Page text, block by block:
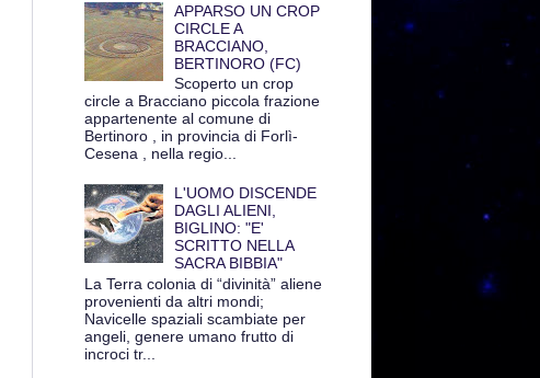
APPARSO UN CROP
CIRCLE A
BRACCIANO,
BERTINORO (FC)
Scoperto un crop
circle a Bracciano piccola frazione
appartenente al comune di
Bertinoro , in provincia di Forlì-
Cesena , nella regio...
L'UOMO DISCENDE
DAGLI ALIENI,
BIGLINO: "E'
SCRITTO NELLA
SACRA BIBBIA"
La Terra colonia di “divinità” aliene
provenienti da altri mondi;
Navicelle spaziali scambiate per
angeli, genere umano frutto di
incroci tr...